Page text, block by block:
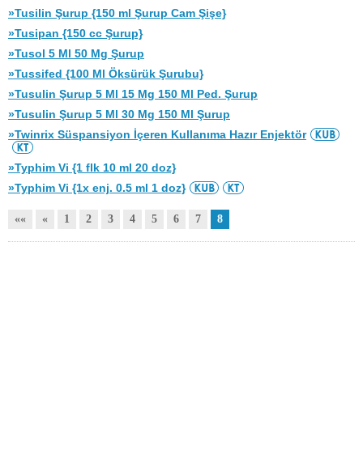
»Tusilin Şurup {150 ml Şurup Cam Şişe}
»Tusipan {150 cc Şurup}
»Tusol 5 Ml 50 Mg Şurup
»Tussifed {100 Ml Öksürük Şurubu}
»Tusulin Şurup 5 Ml 15 Mg 150 Ml Ped. Şurup
»Tusulin Şurup 5 Ml 30 Mg 150 Ml Şurup
»Twinrix Süspansiyon İçeren Kullanıma Hazır Enjektör
»Typhim Vi {1 flk 10 ml 20 doz}
»Typhim Vi {1x enj. 0.5 ml 1 doz}
«« « 1 2 3 4 5 6 7 8